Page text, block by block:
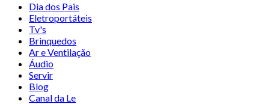
Dia dos Pais
Eletroportáteis
Tv's
Brinquedos
Ar e Ventilação
Áudio
Servir
Blog
Canal da Le